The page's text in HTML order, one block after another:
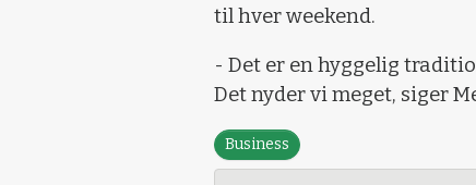
til hver weekend.
- Det er en hyggelig
Det nyder vi meget, siger
Business